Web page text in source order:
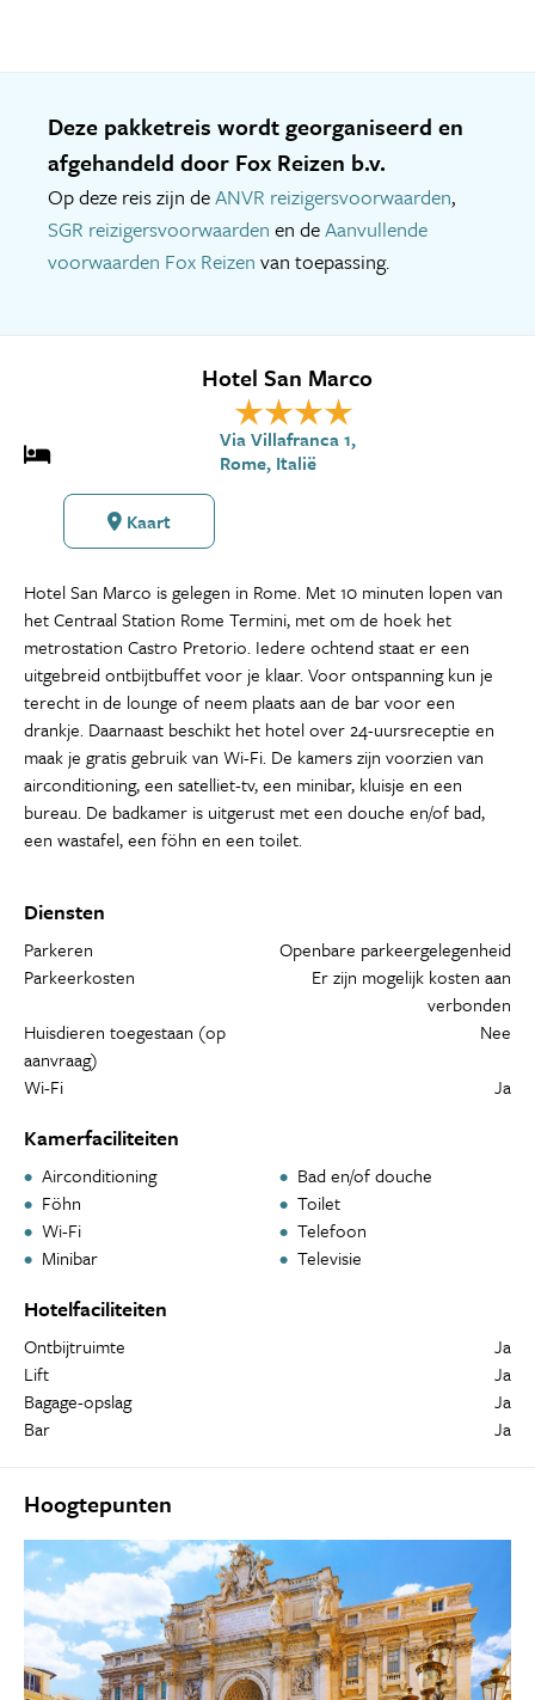
Deze pakketreis wordt georganiseerd en
afgehandeld door Fox Reizen b.v.
Op deze reis zijn deANVR reizigersvoorwaarden,
SGR reizigersvoorwaarden en deAanvullende
voorwaarden Fox Reizen van toepassing.
Hotel San Marco
Via Villafranca 1,
Rome, Italië
Kaart
Hotel San Marco is gelegen in Rome. Met 10 minuten lopen van
het Centraal Station Rome Termini, met om de hoek het
metrostation Castro Pretorio. Iedere ochtend staat er een
uitgebreid ontbijtbuffet voor je klaar. Voor ontspanning kun je
terecht in de lounge of neem plaats aan de bar voor een
drankje. Daarnaast beschikt het hotel over 24-uursreceptie en
maak je gratis gebruik van Wi-Fi. De kamers zijn voorzien van
airconditioning, een satelliet-tv, een minibar, kluisje en een
bureau. De badkamer is uitgerust met een douche en/of bad,
een wastafel, een föhn en een toilet.
Diensten
Parkeren
Openbare parkeergelegenheid
Parkeerkosten
Er zijn mogelijk kosten aan
verbonden
Huisdieren toegestaan (op
aanvraag)
Nee
Wi-Fi Ja
Kamerfaciliteiten
Airconditioning
Bad en/of douche
Föhn
Toilet
Wi-Fi
Telefoon
Minibar
Televisie
Hotelfaciliteiten
Ontbijtruimte
Ja
Lift
Ja
Bagage-opslag
Ja
Bar
Ja
Hoogtepunten